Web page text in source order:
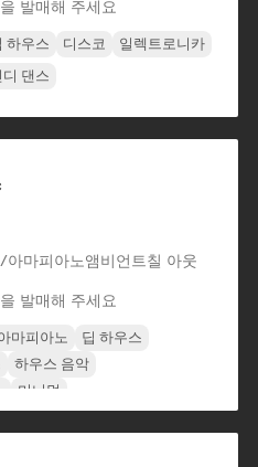
발매해 주세요
하우스 디스코
일렉트로니카
디 댄스
아마피아노앰비언트칠 아웃
발매해 주세요
마피아노
딥 하우스
하우스 음악
미니멀